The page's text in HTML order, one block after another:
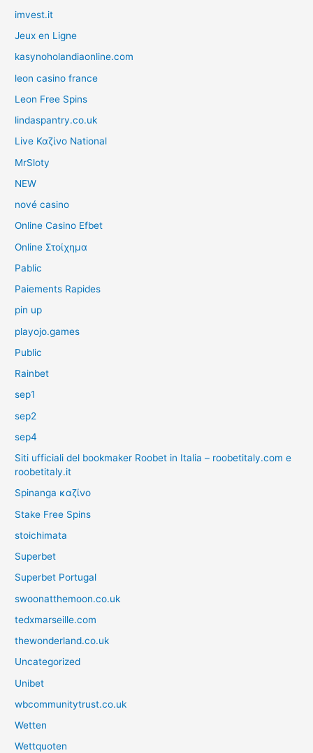
imvest.it
Jeux en Ligne
kasynoholandiaonline.com
leon casino france
Leon Free Spins
lindaspantry.co.uk
Live Καζίνο National
MrSloty
NEW
nové casino
Online Casino Efbet
Online Στοίχημα
Pablic
Paiements Rapides
pin up
playojo.games
Public
Rainbet
sep1
sep2
sep4
Siti ufficiali del bookmaker Roobet in Italia – roobetitaly.com e
roobetitaly.it
Spinanga καζίνο
Stake Free Spins
stoichimata
Superbet
Superbet Portugal
swoonatthemoon.co.uk
tedxmarseille.com
thewonderland.co.uk
Uncategorized
Unibet
wbcommunitytrust.co.uk
Wetten
Wettquoten